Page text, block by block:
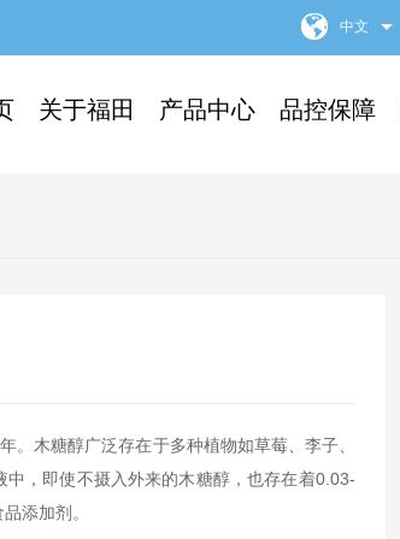
中文
关于福田 产品中心 品控保障
木糖醇广泛存在于多种植物如草莓、李子、
，即使不摄入外来的木糖醇，也存在着0.03-
添加剂。